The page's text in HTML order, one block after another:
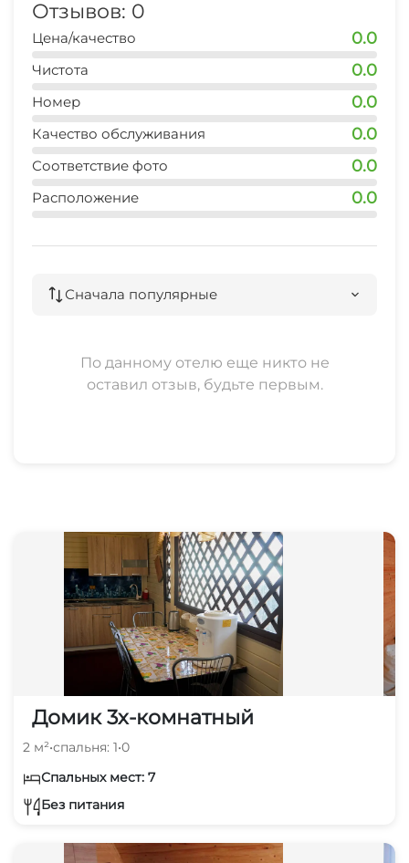
банкомат Сбербанка
магазин продуктовый
Отзывов: 0
Цена/качество 0.0
Чистота 0.0
Номер 0.0
Качество обслуживания 0.0
Соответствие фото 0.0
Расположение 0.0
Сначала популярные
По данному отелю еще никто не
оставил отзыв, будьте первым.
Домик 3х-комнатный
2 м²•спальня: 1•0
Спальных мест: 7
Без питания